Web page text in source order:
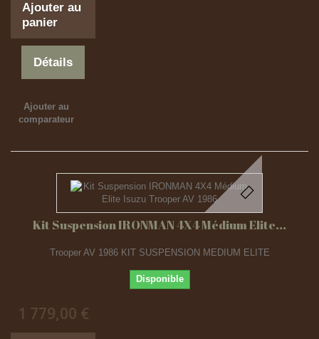
Ajouter au
panier
Détails
Ajouter au
comparateur
Kit Suspension IRONMAN 4X4 Médium Elite...
Trooper AV 1986 KIT SUSPENSION MEDIUM ELITE
Disponible
1 779,00 €